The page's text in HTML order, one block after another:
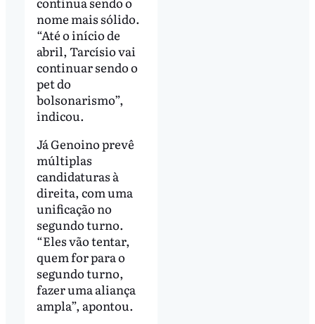
nome mais sólido.
“Até o início de
abril, Tarcísio vai
continuar sendo o
pet do
bolsonarismo”,
indicou.
Já Genoino prevê
múltiplas
candidaturas à
direita, com uma
unificação no
segundo turno.
“Eles vão tentar,
quem for para o
segundo turno,
fazer uma aliança
ampla”, apontou.